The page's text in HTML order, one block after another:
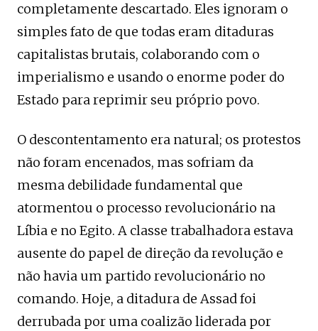
completamente descartado. Eles ignoram o
simples fato de que todas eram ditaduras
capitalistas brutais, colaborando com o
imperialismo e usando o enorme poder do
Estado para reprimir seu próprio povo.
O descontentamento era natural; os protestos
não foram encenados, mas sofriam da
mesma debilidade fundamental que
atormentou o processo revolucionário na
Líbia e no Egito. A classe trabalhadora estava
ausente do papel de direção da revolução e
não havia um partido revolucionário no
comando. Hoje, a ditadura de Assad foi
derrubada por uma coalizão liderada por